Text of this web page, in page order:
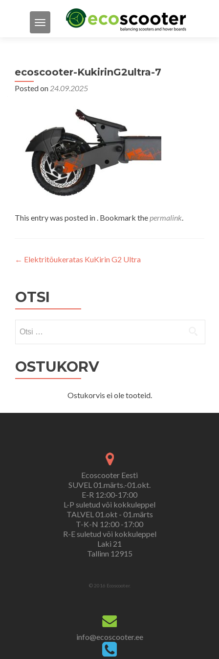
TOGGLE NAVIGATION
ecoscooter-KukirinG2ultra-7
Posted on 24.09.2025
This entry was posted in . Bookmark thepermalink.
Navigeerimine
← Elektritõukeratas KuKirin G2 Ultra
OTSI
OSTUKORV
Ostukorvis ei ole tooteid.
Ecoscooter Eesti
SUVEL 01.märts.-01.okt.
E-R 12:00-17:00
L-P suletud või kokkuleppel
TALVEL 01.okt - 01.märts
T-K-N 12:00 -17:00
R-E suletud või kokkuleppel
Laki 21
Tallinn 12915
© 2016 Ecoscooter.
info@ecoscooter.ee